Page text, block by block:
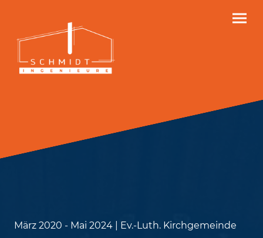
März 2020 - Mai 2024 | Ev.-Luth. Kirchgemeinde